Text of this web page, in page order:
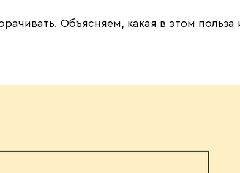
Объясняем, какая в этом польза